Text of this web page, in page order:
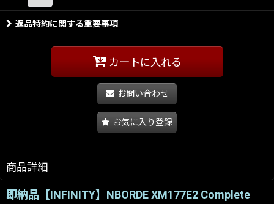
返品特約に関する重要事項
カートに入れる
お問い合わせ
お気に入り登録
商品詳細
即納品【INFINITY】NBORDE XM177E2 Complete